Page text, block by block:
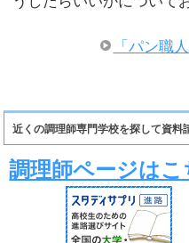
「パン職
近くの調理師専門学校を探して資料
調理師ページはこ